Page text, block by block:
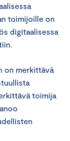
toimijoille on
digitaalisessa
on merkittävä
toimija